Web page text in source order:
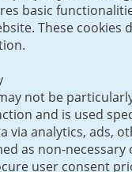
basic
These cookies
not be
and is used
via analytics, ads,
as non-necessary
user consent